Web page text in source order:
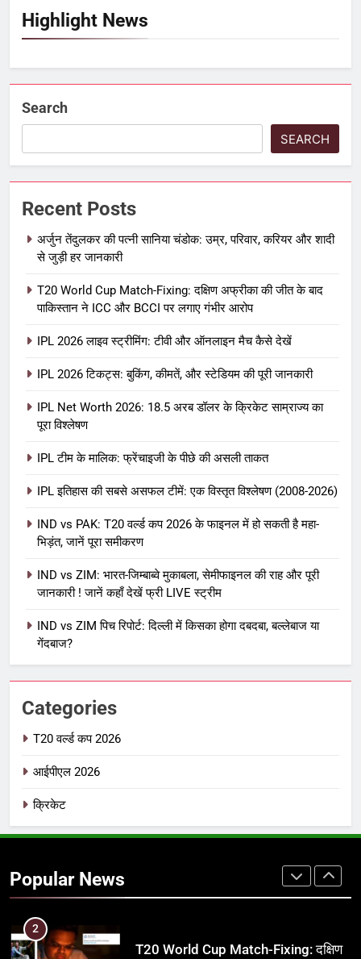
Highlight News
Search
SEARCH
Recent Posts
अर्जुन तेंदुलकर की पत्नी सानिया चंडोक: उम्र, परिवार, करियर और शादी
से जुड़ी हर जानकारी
T20 World Cup Match-Fixing: दक्षिण अफ्रीका की जीत के बाद
पाकिस्तान ने ICC और BCCI पर लगाए गंभीर आरोप
IPL 2026 लाइव स्ट्रीमिंग: टीवी और ऑनलाइन मैच कैसे देखें
IPL 2026 टिकट्स: बुकिंग, कीमतें, और स्टेडियम की पूरी जानकारी
IPL Net Worth 2026: 18.5 अरब डॉलर के क्रिकेट साम्राज्य का
पूरा विश्लेषण
IPL टीम के मालिक: फ्रेंचाइजी के पीछे की असली ताकत
IPL इतिहास की सबसे असफल टीमें: एक विस्तृत विश्लेषण (2008-2026)
IND vs PAK: T20 वर्ल्ड कप 2026 के फाइनल में हो सकती है महा-
भिड़ंत, जानें पूरा समीकरण
IND vs ZIM: भारत-जिम्बाब्वे मुकाबला, सेमीफाइनल की राह और पूरी
जानकारी ! जानें कहाँ देखें फ्री LIVE स्ट्रीम
IND vs ZIM पिच रिपोर्ट: दिल्ली में किसका होगा दबदबा, बल्लेबाज या
गेंदबाज?
Categories
T20 वर्ल्ड कप 2026
आईपीएल 2026
क्रिकेट
Popular News
IPL Net Worth 2026: 18.5 अरब डॉलर
आईपीएल 2026 क्रिकेट
IPL टीम के मालिक: फ्रेंचाइजी के पीछे की
असली ताकत
आईपीएल 2026 क्रिकेट
IPL इतिहास की सबसे असफल टीमें: एक
8
अर्जुन तेंदुलकर की पत्नी सानिया चंडोक:
उम्र, परिवार, करियर और शादी से जुड़ी हर
2
T20 World Cup Match-Fixing: दक्षिण